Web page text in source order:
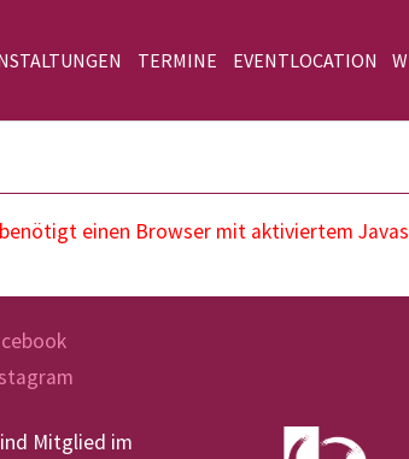
TERMINE EVENTLOCATION
einen Browser mit aktiviertem
Mitglied im